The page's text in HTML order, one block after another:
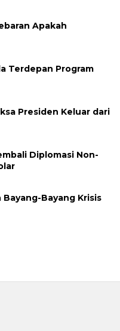
Apakah
Terdepan Program
Presiden Keluar dari
Diplomasi Non-
Bayang Krisis